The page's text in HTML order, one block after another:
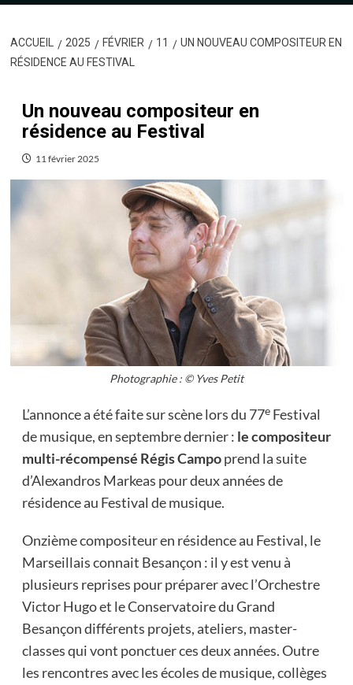
ACCUEIL 2025 FÉVRIER 11
UN NOUVEAU COMPOSITEUR EN
RÉSIDENCE AU FESTIVAL
Un nouveau compositeur en
résidence au Festival
11 février 2025
Photographie : © Yves Petit
L’annonce a été faite sur scène lors du 77eFestival
de musique, en septembre dernier : le compositeur
multi-récompensé Régis Campoprend la suite
d’Alexandros Markeas pour deux années de
résidence au Festival de musique.
Onzième compositeur en résidence au Festival, le
Marseillais connait Besançon : il y est venu à
plusieurs reprises pour préparer avec l’Orchestre
Victor Hugo et le Conservatoire du Grand
Besançon différents projets, ateliers, master-
classes qui vont ponctuer ces deux années. Outre
les rencontres avec les écoles de musique, collèges